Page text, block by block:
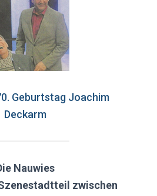
Geburtstag Joachim
Deckarm
Nauwies
zwischen